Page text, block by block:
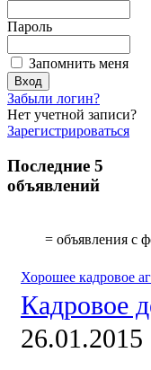
Пароль
Запомнить меня
Забыли логин?
Нет учетной записи?
Зарегистрироваться
Последние 5
объявлений
= объявления с
Хорошее кадровое
Кадровое
26.01.2015